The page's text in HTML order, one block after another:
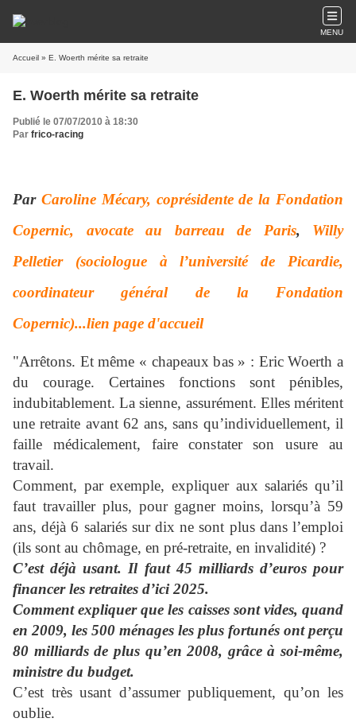
MENU
Accueil » E. Woerth mérite sa retraite
E. Woerth mérite sa retraite
Publié le 07/07/2010 à 18:30
Par frico-racing
Par Caroline Mécary, coprésidente de la Fondation
Copernic, avocate au barreau de Paris, Willy
Pelletier (sociologue à l’université de Picardie,
coordinateur général de la Fondation
Copernic)...lien page d'accueil
"Arrêtons. Et même « chapeaux bas » : Eric Woerth a
du courage. Certaines fonctions sont pénibles,
indubitablement. La sienne, assurément. Elles méritent
une retraite avant 62 ans, sans qu’individuellement, il
faille médicalement, faire constater son usure au
travail.
Comment, par exemple, expliquer aux salariés qu’il
faut travailler plus, pour gagner moins, lorsqu’à 59
ans, déjà 6 salariés sur dix ne sont plus dans l’emploi
(ils sont au chômage, en pré-retraite, en invalidité) ?
C’est déjà usant. Il faut 45 milliards d’euros pour
financer les retraites d’ici 2025.
Comment expliquer que les caisses sont vides, quand
en 2009, les 500 ménages les plus fortunés ont perçu
80 milliards de plus qu’en 2008, grâce à soi-même,
ministre du budget.
C’est très usant d’assumer publiquement, qu’on les
oublie.